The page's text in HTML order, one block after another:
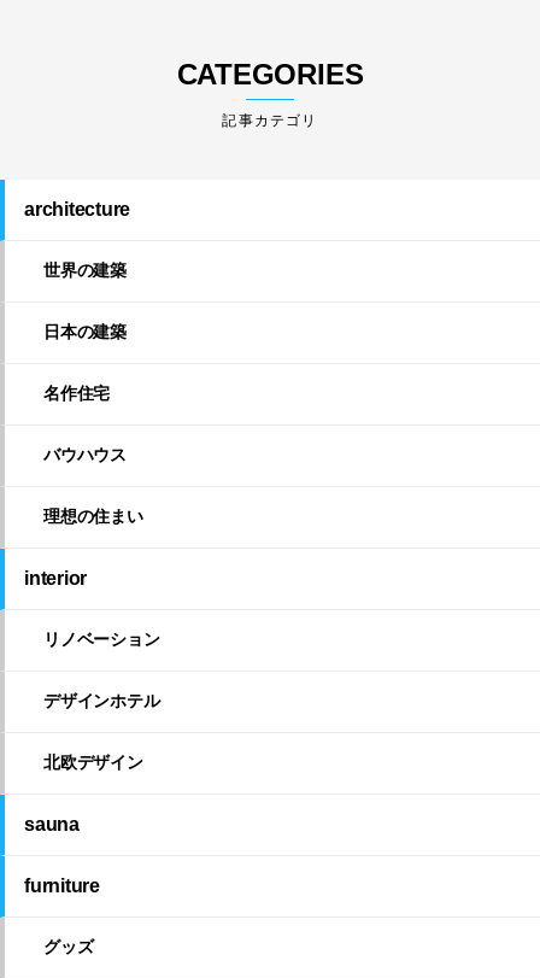
CATEGORIES
architecture
世界の建築
日本の建築
名作住宅
バウハウス
理想の住まい
interior
リノベーション
デザインホテル
北欧デザイン
sauna
furniture
グッズ